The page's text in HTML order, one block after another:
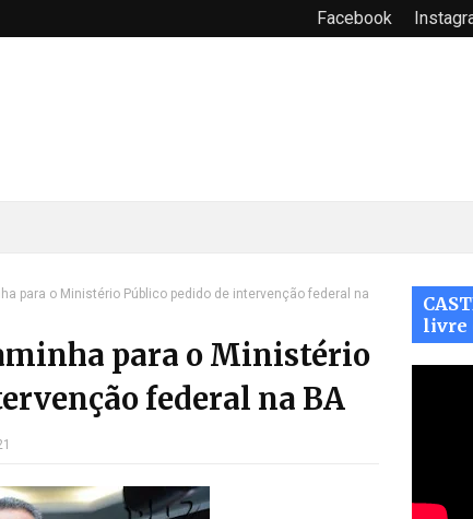
Facebook
para o Ministério Público pedido de intervenção federal na
para o Ministério
federal na BA
livre